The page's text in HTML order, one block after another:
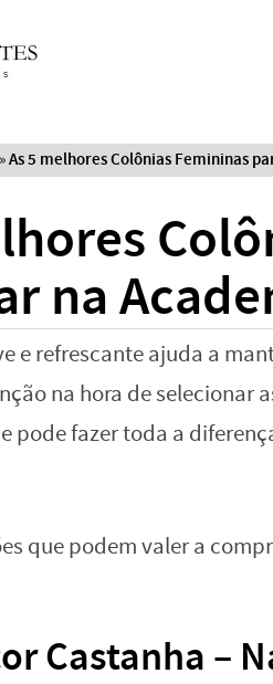
»As 5 melhores Colônias Femininas
na
e refrescante ajuda a
na hora de selecionar
pode fazer toda a
que podem valer a
Castanha –